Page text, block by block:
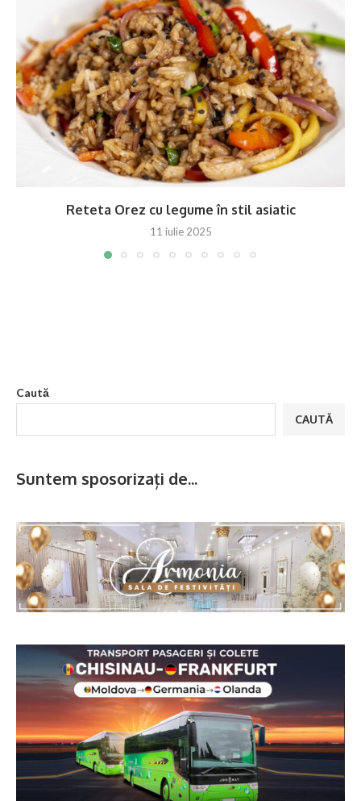
Reteta Orez cu legume în stil asiatic
11 iulie 2025
Caută
CAUTĂ
Suntem sposorizați de...